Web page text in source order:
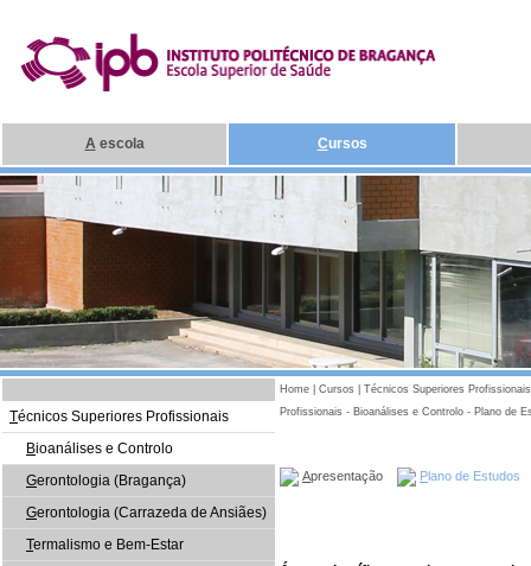
A escola Cursos
Técnicos Superiores Profissionais
Bioanálises e Controlo
Gerontologia (Bragança)
Gerontologia (Carrazeda de Ansiães)
Termalismo e Bem-Estar
Home Cursos
Técnicos Superiores Profissionais
Profissionais - Bioanálises e Controlo - Plano de
Apresentação Plano de Estudos